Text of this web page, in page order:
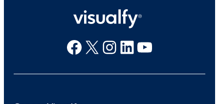
Facebook
X Instagram
Linkedin
Youtube